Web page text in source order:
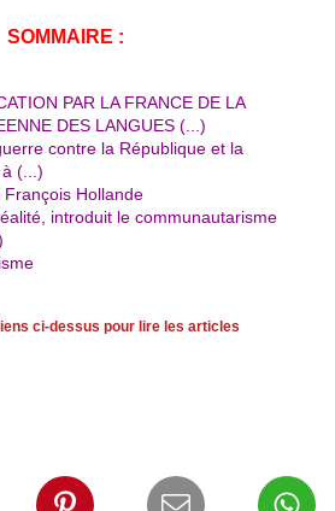
SOMMAIRE :
PAR LA FRANCE DE LA
DES LANGUES (...)
contre la République et la
(...)
Hollande
introduit le communautarisme
ci-dessus pour lire les articles